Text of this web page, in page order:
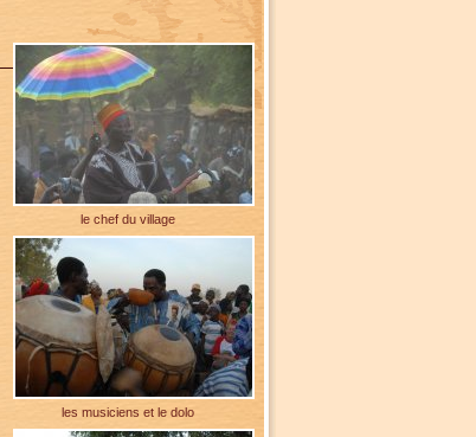
le chef du village
les musiciens et le dolo